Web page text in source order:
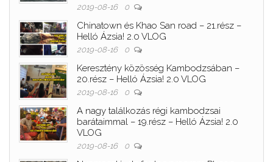
2019-08-16 0
Chinatown és Khao San road – 21.rész –
Helló Ázsia! 2.0 VLOG
2019-08-16 0
Keresztény közösség Kambodzsában –
20.rész – Helló Ázsia! 2.0 VLOG
2019-08-16 0
A nagy találkozás régi kambodzsai
barátaimmal – 19.rész – Helló Ázsia! 2.0
VLOG
2019-08-16 0